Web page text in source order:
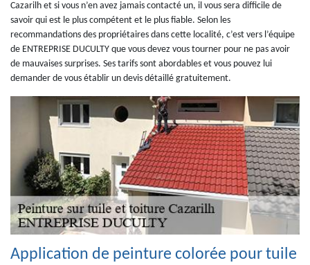
Cazarilh et si vous n’en avez jamais contacté un, il vous sera difficile de
savoir qui est le plus compétent et le plus fiable. Selon les
recommandations des propriétaires dans cette localité, c’est vers l’équipe
de ENTREPRISE DUCULTY que vous devez vous tourner pour ne pas avoir
de mauvaises surprises. Ses tarifs sont abordables et vous pouvez lui
demander de vous établir un devis détaillé gratuitement.
Application de peinture colorée pour tuile